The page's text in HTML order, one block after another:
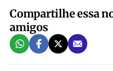
Compartilhe essa
amigos